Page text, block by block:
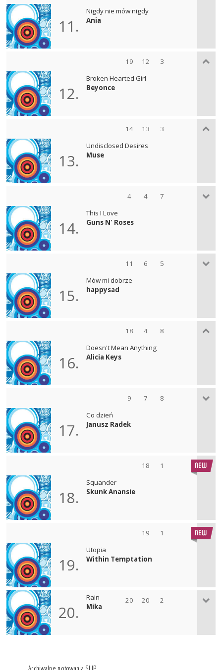
11.
Nigdy nie mów nigdy
Ania
19 12 3
12.
Broken Hearted Girl
Beyonce
14 13 3
13.
Undisclosed Desires
Muse
4 4 7
14.
This I Love
Guns N' Roses
11 6 5
15.
Mów mi dobrze
happysad
18 4 8
16.
Doesn't Mean Anything
Alicia Keys
9 7 8
17.
Co dzień
Janusz Radek
18 1
18.
Squander
Skunk Anansie
19 1
19.
Utopia
Within Temptation
20 20 2
20.
Rain
Mika
Archiwalne notowania SLIP